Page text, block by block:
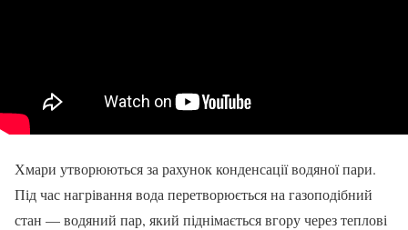
Хмари утворюються за рахунок конденсації водяної пари.
Під час нагрівання вода перетворюється на газоподібний
стан — водяний пар, який піднімається вгору через теплові